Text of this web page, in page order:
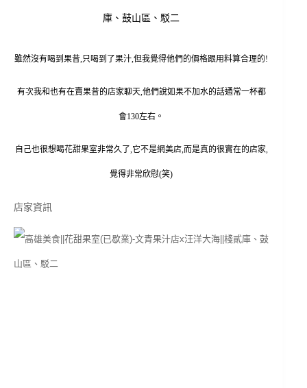
雖然沒有喝到果昔,只喝到了果汁,但我覺得他們的價格跟用料算合理的!
有次我和也有在賣果昔的店家聊天,他們說如果不加水的話通常一杯都
會130左右。
自己也很想喝花甜果室非常久了,它不是網美店,而是真的很實在的店家,
覺得非常欣慰(笑)
店家資訊